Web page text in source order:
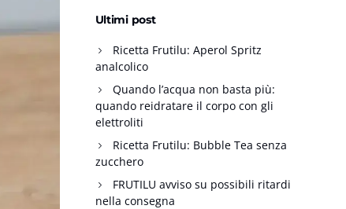
Ultimi post
Ricetta Frutilu: Aperol Spritz
analcolico
Quando l’acqua non basta più:
quando reidratare il corpo con gli
elettroliti
Ricetta Frutilu: Bubble Tea senza
zucchero
FRUTILU avviso su possibili ritardi
nella consegna